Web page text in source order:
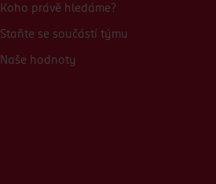
Koho právě hledáme?
Staňte se součástí týmu
Naše hodnoty